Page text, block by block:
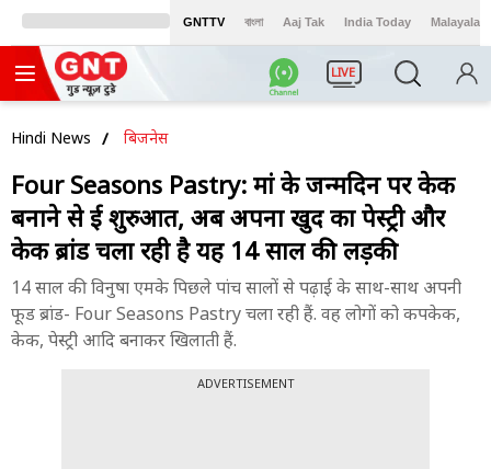
GNTTV বাংলা Aaj Tak India Today Malayalam
LIVE
Hindi News बिजनेस
Four Seasons Pastry: मां के जन्मदिन पर केक
बनाने से हुई शुरुआत, अब अपना खुद का पेस्ट्री और
केक ब्रांड चला रही है यह 14 साल की लड़की
14 साल की विनुषा एमके पिछले पांच सालों से पढ़ाई के साथ-साथ अपनी
फूड ब्रांड- Four Seasons Pastry चला रही हैं. वह लोगों को कपकेक,
केक, पेस्ट्री आदि बनाकर खिलाती हैं.
ADVERTISEMENT